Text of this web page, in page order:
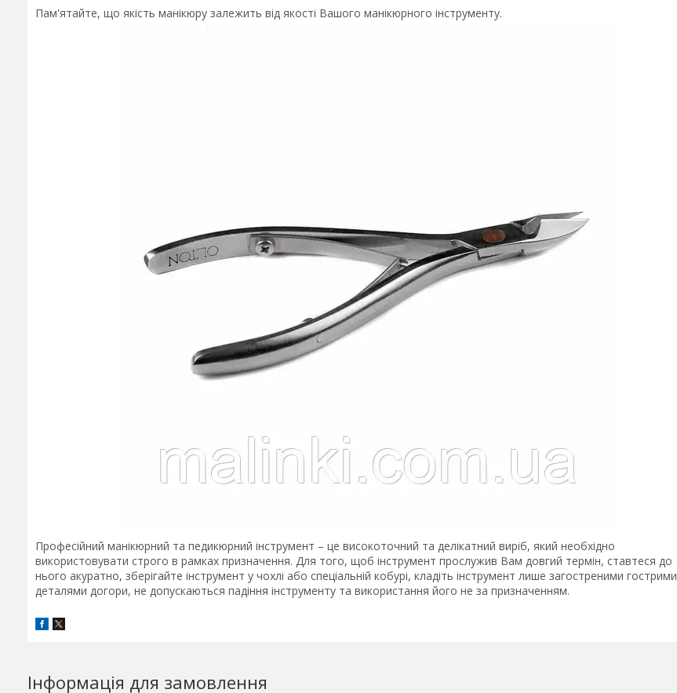
Пам'ятайте, що якість манікюру залежить від якості Вашого манікюрного інструменту.
Професійний манікюрний та педикюрний інструмент – це високоточний та делікатний виріб, який необхідно
використовувати строго в рамках призначення. Для того, щоб інструмент прослужив Вам довгий термін, ставтеся до
нього акуратно, зберігайте інструмент у чохлі або спеціальній кобурі, кладіть інструмент лише загостреними гострими
деталями догори, не допускаються падіння інструменту та використання його не за призначенням.
Інформація для замовлення